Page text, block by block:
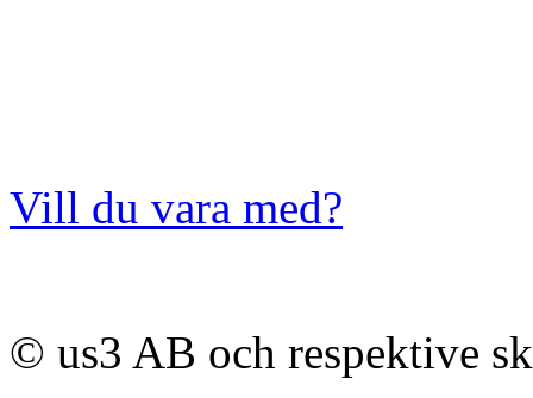
Vill du vara med?
© us3 AB och respektive